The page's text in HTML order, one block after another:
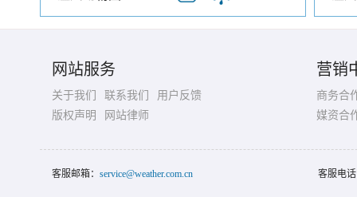
网站服务
关于我们 联系我们
用户反馈
版权声明
网站律师
营销
商务合
媒资合
客服邮箱： service@weather.com.cn 客服电